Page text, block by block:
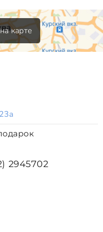
карте
2945702